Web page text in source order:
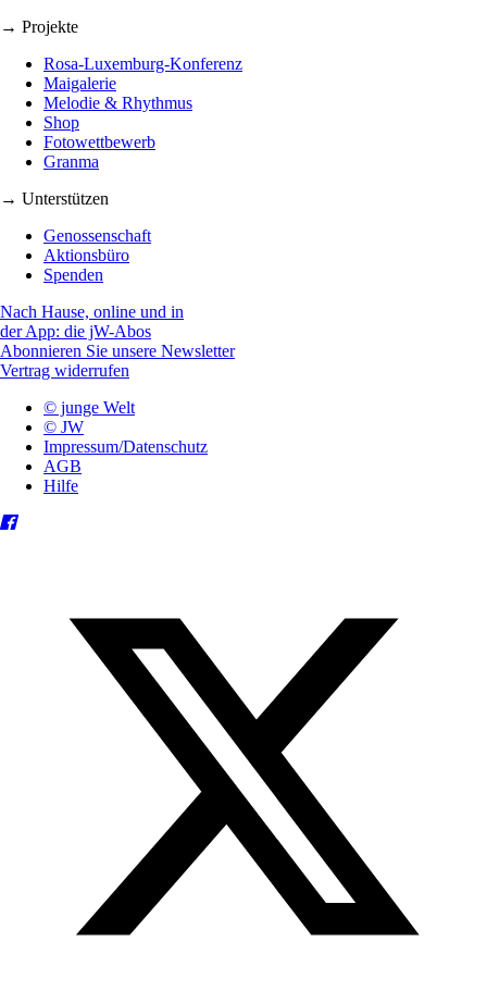
→ Projekte
Rosa-Luxemburg-Konferenz
Maigalerie
Melodie & Rhythmus
Shop
Fotowettbewerb
Granma
→ Unterstützen
Genossenschaft
Aktionsbüro
Spenden
Nach Hause, online und in
der App: die jW-Abos
Abonnieren Sie unsere Newsletter
Vertrag widerrufen
© junge Welt
© JW
Impressum/Datenschutz
AGB
Hilfe